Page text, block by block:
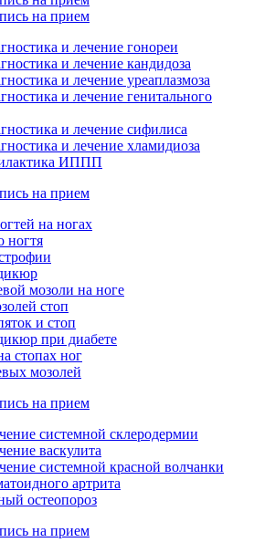
на прием
и лечение гонореи
и лечение кандидоза
и лечение уреаплазмоза
и лечение генитального
и лечение сифилиса
и лечение хламидиоза
ИППП
на прием
на ногах
ногтя
мозоли на ноге
стоп
и стоп
при диабете
стопах ног
мозолей
на прием
системной склеродермии
васкулита
системной красной волчанки
артрита
остеопороз
на прием